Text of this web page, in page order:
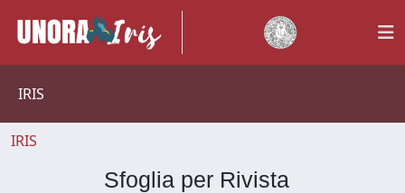
IRIS
IRIS
Sfoglia per Rivista